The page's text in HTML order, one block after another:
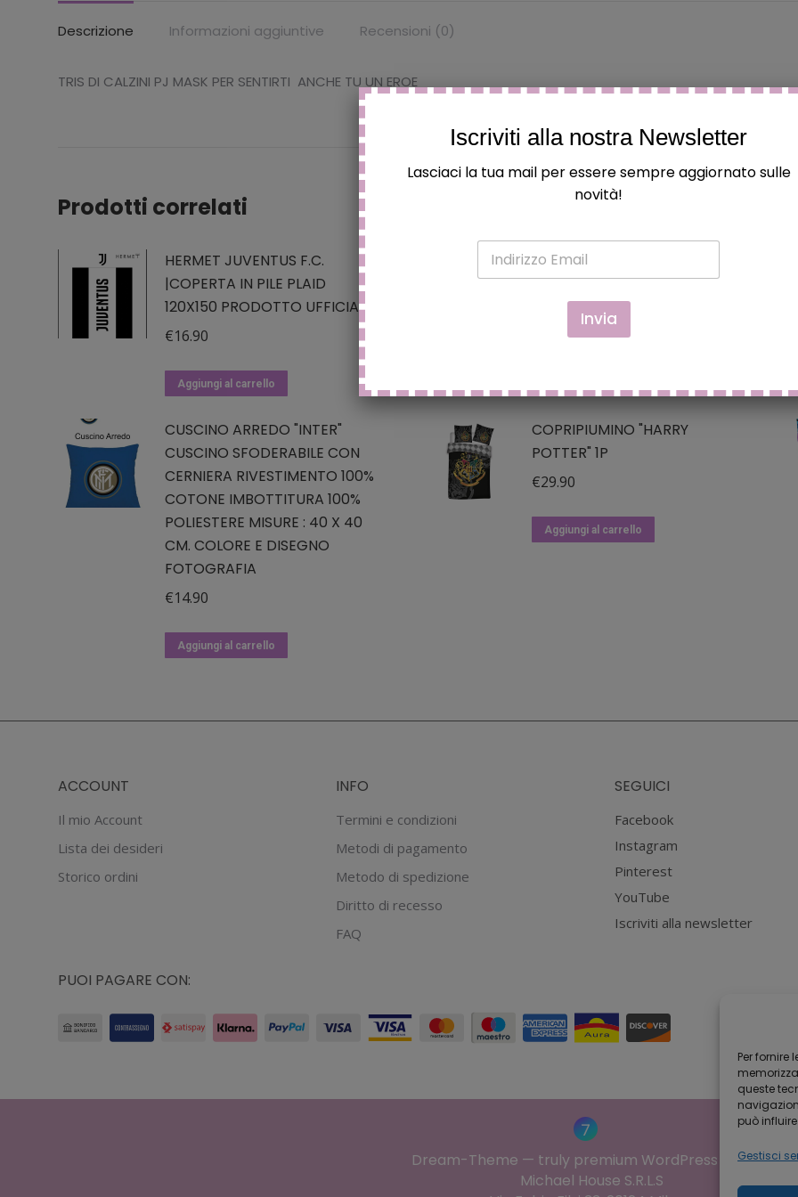
Per fornire
queste
può
Gestisci
Descrizione Informazioni aggiuntive Recensioni (0)
TRIS DI CALZINI PJ MASK PER SENTIRTI ANCHE TU UN EROE
Prodotti correlati
HERMET JUVENTUS F.C.
|COPERTA IN PILE PLAID
120X150 PRODOTTO UFFICIALE
€16.90
Aggiungi al carrello
BACCHETTA DI HARRY POTTER
- BACCHETTA MAGICA DA
COLLEZIONE
12.90
ha
più
opzioni
CUSCINO ARREDO "INTER"
CUSCINO SFODERABILE CON
CERNIERA RIVESTIMENTO 100%
COTONE IMBOTTITURA 100%
POLIESTERE MISURE : 40 X 40
CM. COLORE E DISEGNO
FOTOGRAFIA
€14.90
Aggiungi al carrello
COPRIPIUMINO "HARRY
POTTER" 1P
€29.90
Aggiungi al carrello
ACCOUNT
Il mio Account
Lista dei desideri
Storico ordini
INFO
Termini e condizioni
Metodi di pagamento
Metodo di spedizione
Diritto di recesso
FAQ
SEGUICI
Facebook
Instagram
Pinterest
YouTube
Iscriviti alla newsletter
PUOI PAGARE CON:
Dream-Theme — truly premium WordPress themes
Michael House S.R.L.S
Iscriviti alla nostra Newsletter
Lasciaci la tua mail per essere sempre aggiornato sulle
novità!
Invia